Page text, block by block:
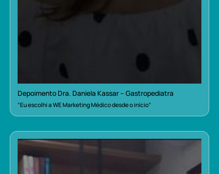
Depoimento Dra. Daniela Kassar – Gastropediatra
“Eu escolhi a WE Marketing Médico desde o início”